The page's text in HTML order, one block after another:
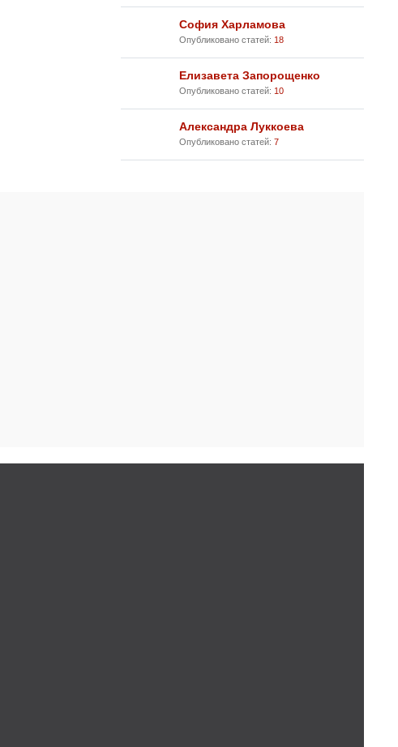
София Харламова
Опубликовано статей: 18
Елизавета Запорощенко
Опубликовано статей: 10
Александра Луккоева
Опубликовано статей: 7